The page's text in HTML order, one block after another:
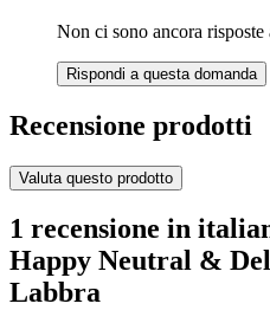
Non ci sono ancora risposte
Rispondi a questa domanda
Recensione prodotti
Valuta questo prodotto
1 recensione in
Happy Neutral &
Labbra